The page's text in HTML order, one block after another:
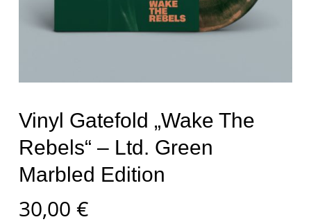
Vinyl Gatefold „Wake The
Rebels“ – Ltd. Green
Marbled Edition
30,00 €